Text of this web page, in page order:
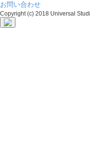
お問い合わせ
Copyright (c) 2018 Universal